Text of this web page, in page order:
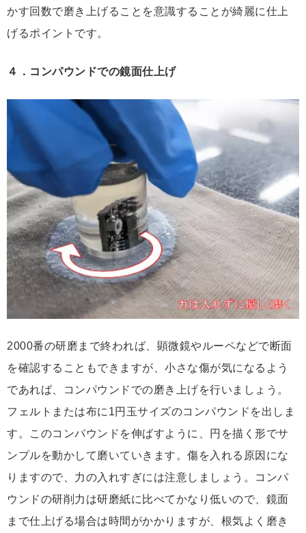
かす回数で磨き上げることを意識することが綺麗に仕上
げるポイントです。
４．コンパウンドでの鏡面仕上げ
2000番の研磨まで終われば、顕微鏡やルーペなどで断面
を確認することもできますが、小さな傷が気になるよう
であれば、コンパウンドでの磨き上げを行いましょう。
フェルトまたは布に1円玉サイズのコンパウンドを出しま
す。このコンパウンドを伸ばすように、円を描く形でサ
ンプルを動かして磨いていきます。傷を入れる原因にな
りますので、力の入れすぎには注意しましょう。コンパ
ウンドの研削力は研磨紙に比べてかなり低いので、鏡面
まで仕上げる場合は時間がかかりますが、根気よく磨き